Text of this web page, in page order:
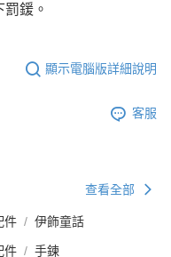
鍰。
顯示電腦版詳細說明
客服
查看全部
件 伊飾童話
件 手鍊